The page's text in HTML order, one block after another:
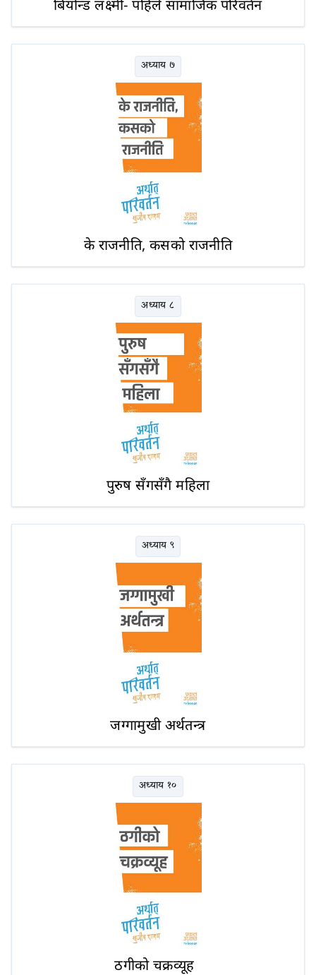
बियोन्ड लक्ष्मी- पहिले सामाजिक परिवर्तन
अध्याय ७
के राजनीति, कसको राजनीति
अध्याय ८
पुरुष सँगसँगै महिला
अध्याय ९
जग्गामुखी अर्थतन्त्र
अध्याय १०
ठगीको चक्रव्यूह